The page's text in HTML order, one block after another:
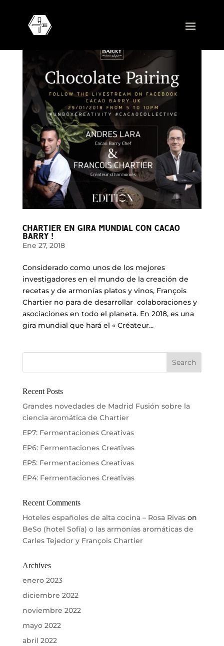
CHARTIER EN GIRA MUNDIAL CON CACAO
BARRY !
Ene 27, 2018
Considerado como unos de los mejores
investigadores en el mundo de la creación de
recetas y de armonías platos y vinos, François
Chartier no para de desarrollar colaboraciones y
asociaciones en todo el planeta. En 2018, es una
gira mundial que hará el « Créateur...
Recent Posts
Grandes novedades de Madrid Fusión sobre la
ciencia aromática de Chartier
EP7: Fermentaciones Creativas
EP6: Fermentaciones Creativas
EP5: Fermentaciones Creativas
EP4: Fermentaciones Creativas
Recent Comments
Hoteles españoles de alta cocina – Rosa Rivason
BeSo (hotel Sofía) o las armonías aromáticas de
Carles Tejedor y François Chartier
Archives
enero 2023
diciembre 2022
noviembre 2022
mayo 2022
abril 2022